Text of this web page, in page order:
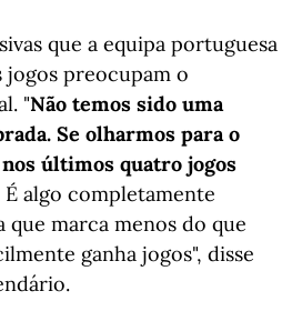
que a equipa portuguesa
preocupam o
"Não temos sido uma
Se olharmos para o
últimos quatro jogos
É algo completamente
que marca menos do que
ganha jogos", disse